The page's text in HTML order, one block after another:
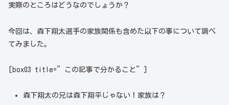
実際のところはどうなのでしょうか？
今回は、森下翔太選手の家族関係も含めた以下の事について調べ
てみました。
[box03 title=”この記事で分かること”]
森下翔太の兄は森下翔平じゃない！家族は？